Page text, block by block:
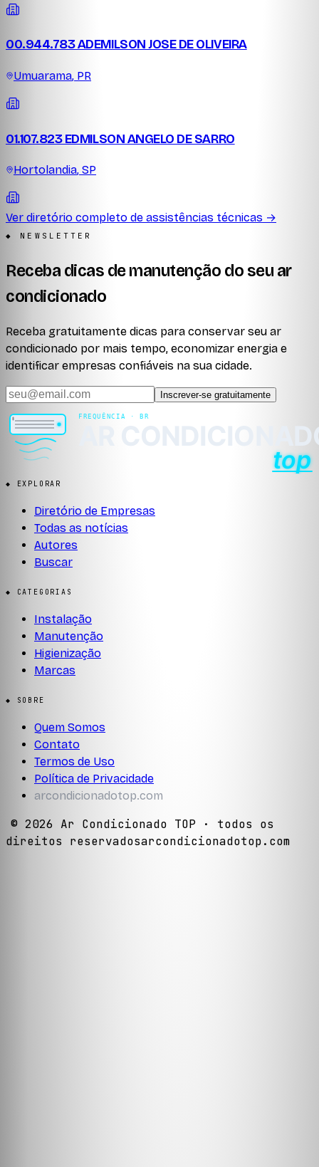
00.944.783 ADEMILSON JOSE DE OLIVEIRA
Umuarama, PR
01.107.823 EDMILSON ANGELO DE SARRO
Hortolandia, SP
Ver diretório completo de assistências técnicas →
◆ NEWSLETTER
Receba dicas de manutenção do seu ar
condicionado
Receba gratuitamente dicas para conservar seu ar
condicionado por mais tempo, economizar energia e
identificar empresas confiáveis na sua cidade.
Inscrever-se gratuitamente
◆ EXPLORAR
Diretório de Empresas
Todas as notícias
Autores
Buscar
◆ CATEGORIAS
Instalação
Manutenção
Higienização
Marcas
◆ SOBRE
Quem Somos
Contato
Termos de Uso
Política de Privacidade
arcondicionadotop.com
© 2026 Ar Condicionado TOP · todos os
direitos reservadosarcondicionadotop.com